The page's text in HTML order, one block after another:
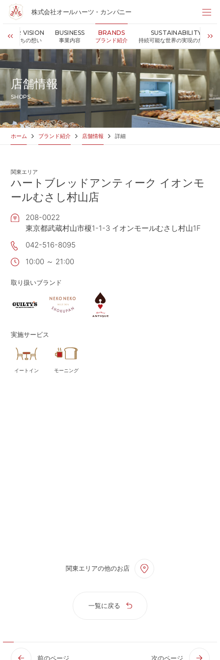
株式会社オールハーツ・カンパニー
OUR VISION
私たちの想い
BUSINESS
事業内容
BRANDS
ブランド紹介
SUSTAINABILITY
持続可能な世界の実現のために
株式会社オールハーツ・カンパニー
店舗検索
HOME
NEWS お知らせ
OUR VISION 私たちの想い
MESSAGE 代表メッセージ
VALUES
BUSINESS 事業内容
SHOP 店舗情報
SUSTAINABILITY
APP
PRIVACY POLICY
新卒採用
RECRUIT 採用情報
ALL HEARTS MALL
OGGI ONLINE STORE
店舗情報
SHOPS
ホーム ブランド紹介 店舗情報 詳細
関東エリア
ハートブレッドアンティーク イオンモ
ールむさし村山店
208-0022
東京都武蔵村山市榎1-1-3 イオンモールむさし村山1F
042-516-8095
10:00 ～ 21:00
取り扱いブランド
実施サービス
イートイン モーニング
関東エリアの他のお店
一覧に戻る
前のページ 次のページ